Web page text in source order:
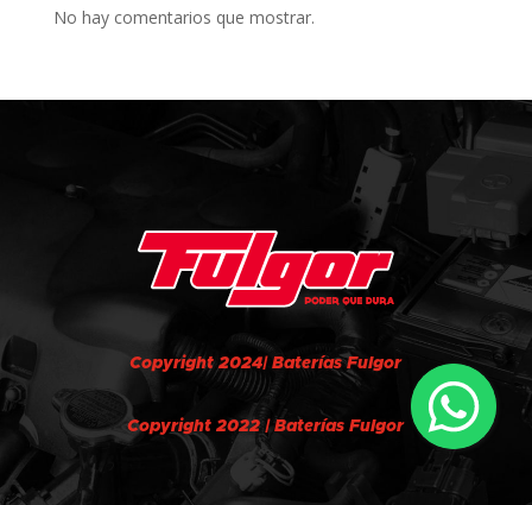
No hay comentarios que mostrar.
Copyright 2024| Baterías Fulgor
Copyright 2022 | Baterías Fulgor